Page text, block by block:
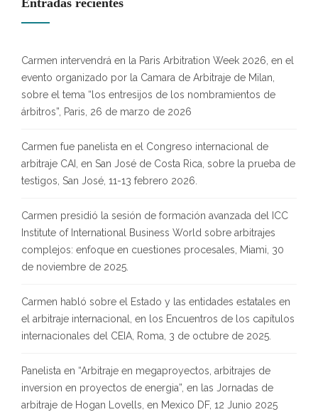
Entradas recientes
Carmen intervendrá en la Paris Arbitration Week 2026, en el
evento organizado por la Camara de Arbitraje de Milan,
sobre el tema “los entresijos de los nombramientos de
árbitros”, Paris, 26 de marzo de 2026
Carmen fue panelista en el Congreso internacional de
arbitraje CAI, en San José de Costa Rica, sobre la prueba de
testigos, San José, 11-13 febrero 2026.
Carmen presidió la sesión de formación avanzada del ICC
Institute of International Business World sobre arbitrajes
complejos: enfoque en cuestiones procesales, Miami, 30
de noviembre de 2025.
Carmen habló sobre el Estado y las entidades estatales en
el arbitraje internacional, en los Encuentros de los capítulos
internacionales del CEIA, Roma, 3 de octubre de 2025.
Panelista en “Arbitraje en megaproyectos, arbitrajes de
inversion en proyectos de energia”, en las Jornadas de
arbitraje de Hogan Lovells, en Mexico DF, 12 Junio 2025